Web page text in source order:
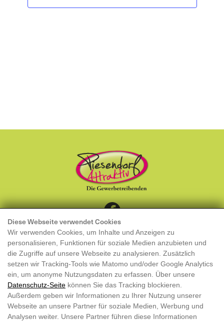
Diese Webseite verwendet Cookies
Wir verwenden Cookies, um Inhalte und Anzeigen zu
personalisieren, Funktionen für soziale Medien anzubieten und
die Zugriffe auf unsere Webseite zu analysieren. Zusätzlich
setzen wir Tracking-Tools wie Matomo und/oder Google Analytics
ein, um anonyme Nutzungsdaten zu erfassen. Über unsere
Datenschutz-Seite können Sie das Tracking blockieren.
Außerdem geben wir Informationen zu Ihrer Nutzung unserer
Webseite an unsere Partner für soziale Medien, Werbung und
Analysen weiter. Unsere Partner führen diese Informationen
KONTAKT
MITGLIED WERDEN
Piesendorf Attraktiv
Obfrau: Katharina Gläser
info@piesendorf-attraktiv.at
ZVR 117302362